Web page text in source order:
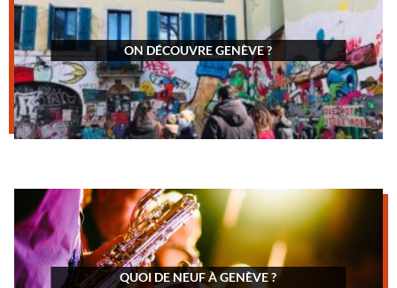
ON DÉCOUVRE GENÈVE ?
QUOI DE NEUF À GENÈVE ?